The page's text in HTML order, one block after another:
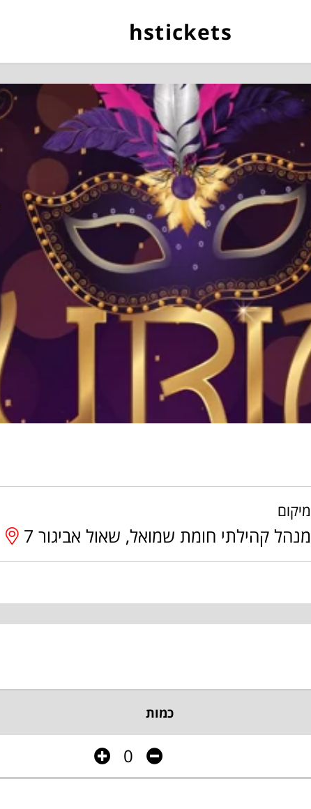
hstickets
מיקום
מנהל קהילתי חומת שמואל, שאול אביגור 7
כמות